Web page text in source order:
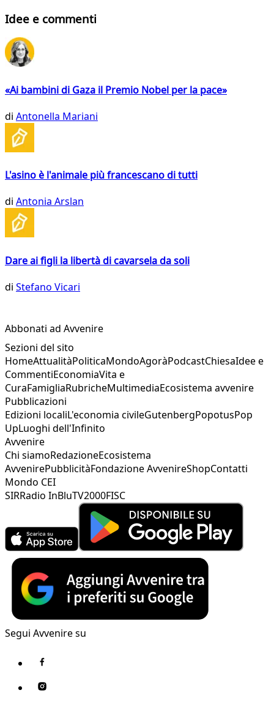
Idee e commenti
«Ai bambini di Gaza il Premio Nobel per la pace»
di Antonella Mariani
L'asino è l'animale più francescano di tutti
di Antonia Arslan
Dare ai figli la libertà di cavarsela da soli
di Stefano Vicari
Abbonati ad Avvenire
Sezioni del sito
HomeAttualitàPoliticaMondoAgoràPodcastChiesaIdee e
CommentiEconomiaVita e
CuraFamigliaRubricheMultimediaEcosistema avvenire
Pubblicazioni
Edizioni localiL'economia civileGutenbergPopotusPop
UpLuoghi dell'Infinito
Avvenire
Chi siamoRedazioneEcosistema
AvvenirePubblicitàFondazione AvvenireShopContatti
Mondo CEI
SIRRadio InBluTV2000FISC
Segui Avvenire su